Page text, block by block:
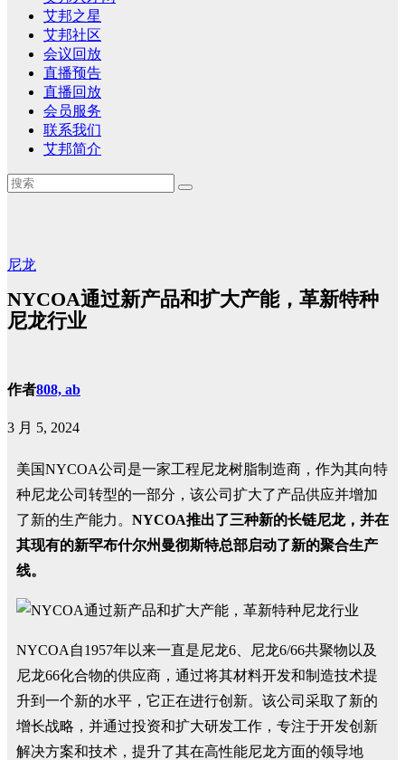
艾邦之星
艾邦社区
会议回放
直播预告
直播回放
会员服务
联系我们
艾邦简介
尼龙
NYCOA通过新产品和扩大产能，革新特种
尼龙行业
作者808, ab
3 月 5, 2024
美国NYCOA公司是一家工程尼龙树脂制造商，作为其向特
种尼龙公司转型的一部分，该公司扩大了产品供应并增加
了新的生产能力。 NYCOA推出了三种新的长链尼龙，并在
其现有的新罕布什尔州曼彻斯特总部启动了新的聚合生产
线。
NYCOA自1957年以来一直是尼龙6、尼龙6/66共聚物以及
尼龙66化合物的供应商，通过将其材料开发和制造技术提
升到一个新的水平，它正在进行创新。该公司采取了新的
增长战略，并通过投资和扩大研发工作，专注于开发创新
解决方案和技术，提升了其在高性能尼龙方面的领导地